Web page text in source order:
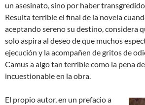
un asesinato, sino por haber
Resulta terrible el final de la novela
aceptando sereno su destino, considera
solo aspira al deseo de que muchos
ejecución y la acompañen de gritos de
Camus a algo tan terrible como la pena
incuestionable en la obra.
El propio autor, en un prefacio a